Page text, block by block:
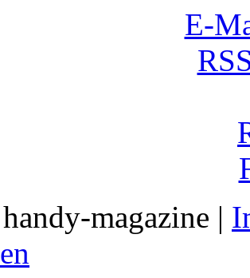
E-
magazine |